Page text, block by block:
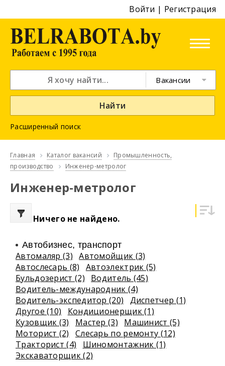
Войти | Регистрация
Вакансии
Найти
Расширенный поиск
Главная Каталог вакансий
Промышленность,
производство
Инженер-метролог
Инженер-метролог
Ничего не найдено.
Автобизнес, транспорт
Автомаляр (3)
Автомойщик (3)
Автослесарь (8)
Автоэлектрик (5)
Бульдозерист (2)
Водитель (45)
Водитель-международник (4)
Водитель-экспедитор (20)
Диспетчер (1)
Другое (10)
Кондиционерщик (1)
Кузовщик (3)
Мастер (3)
Машинист (5)
Моторист (2)
Слесарь по ремонту (12)
Тракторист (4)
Шиномонтажник (1)
Экскаваторщик (2)